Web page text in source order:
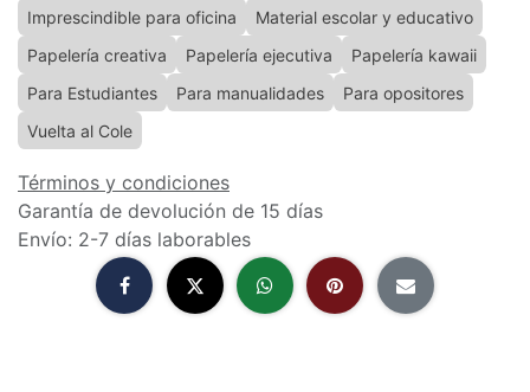
Imprescindible para oficina
Material escolar y educativo
Papelería creativa
Papelería ejecutiva
Papelería kawaii
Para Estudiantes
Para manualidades
Para opositores
Vuelta al Cole
Términos y condiciones
Garantía de devolución de 15 días
Envío: 2-7 días laborables